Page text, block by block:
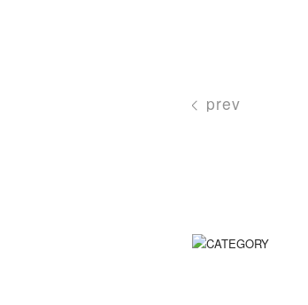
prev